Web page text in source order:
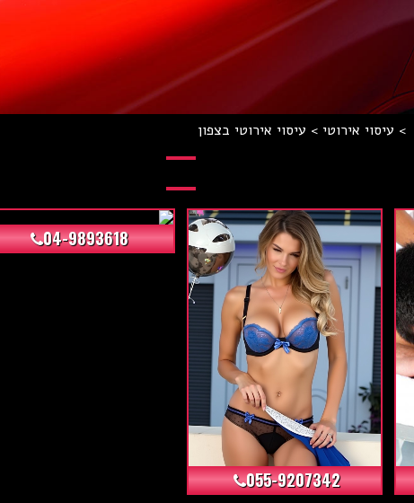
> עיסוי אירוטי > עיסוי אירוטי בצפון
+24
055-9207342
04-9893618